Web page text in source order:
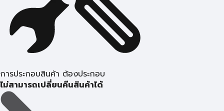
การประกอบสินค้า ต้องประกอบ
ไม่สามารถเปลี่ยนคืนสินค้าได้